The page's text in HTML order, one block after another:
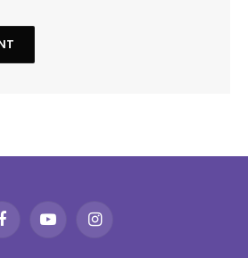
FacebookYouTubeInstagram